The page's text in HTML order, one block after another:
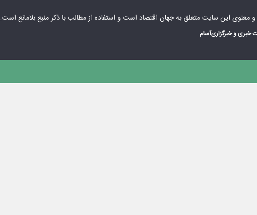
معنوی این سایت متعلق بهجهان اقتصاد است و استفاده از مطالب با ذکر منبع بلامانع است.
خبری و خبرگزاریآسام